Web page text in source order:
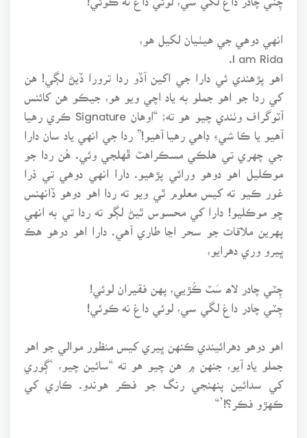
انهي دوهي جي هيٺيان لکيل هو،
I am Rida.
اهو پڙهندي ئي دارا جي اکين آڏو ردا ترورا ڏيڻ لڳي! هن
کي ردا جو اهو جملو به ياد اچي ويو هو، جيڪو هن کائنس
آٽوگراف وٺندي چيو هو ته؛ “اوهان Signature ڪري رهيا
آهيو يا ڪا شيءِ ڊاهي رهيا آهيو!” ردا جي انهي ياد سان دارا
جي چهري تي هلڪي مسڪراهٽ ڦهلجي وئي. هُن ردا جو
موڪليل اهو دوهو ورائي پڙهيو. دارا انهي دوهي تي ذرا
غور ڪيو ته کيس معلوم ٿي ويو ته ردا اهو دوهو ڏانهنس
ڇو موڪليو! دارا کي محسوس ٿيڻ لڳو ته ردا تي به انهي
پهرين ملاقات جو سحر اڃا طاري آهي. دارا اهو دوهو هڪ
ڀيرو وري دهرايو،
چِٽي چادر لاھ سَٽ ڪُڙيي، پهن فقيران لوئي!
چِٽي چادر داغ لگي سي، لوئي داغ نه ڪوئي!
اهو دوهو دهرائيندي ڪنهن ڀيري کيس منظور موالي جو اهو
جملو ياد آيو، جنهن ۾ هن چيو هو ته “سائين چيو، ‘ڳوري
کي سدائين پنهنجي رنگ جو فڪر هوندو. ڪاري کي
ڪهڙو فڪر؟!’“